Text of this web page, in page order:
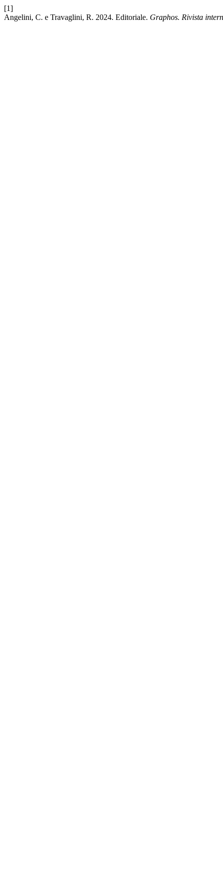
[1]
Angelini, C. e Travaglini, R. 2024. Editoriale. Graphos. Rivista